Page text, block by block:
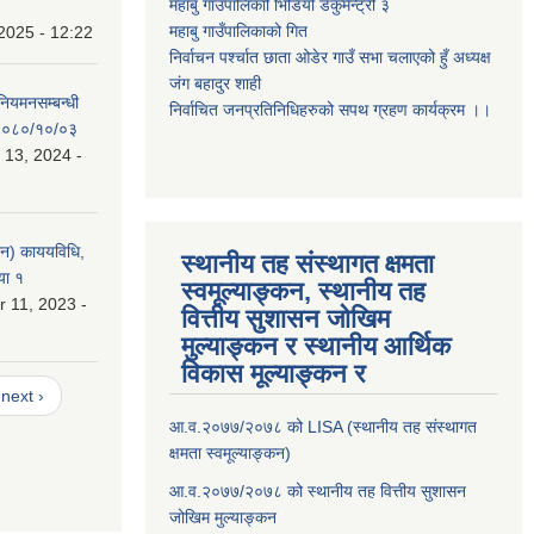
- 12:22
१०/०३
13, 2024 -
काययविधि,
१
11, 2023 -
next ›
महाबु गाउँपालिकाो भिडियो डकुमेन्ट्री ३
महाबु गाउँपालिकाको गित
निर्वाचन पर्श्चात छाता ओडेर गाउँ सभा चलाएको हुँ अध्यक्ष
जंग बहादुर शाही
निर्वाचित जनप्रतिनिधिहरुको सपथ ग्रहण कार्यक्रम ।।
स्थानीय तह संस्थागत क्षमता
स्वमूल्याङ्कन, स्थानीय तह
वित्तीय सुशासन जोखिम
मुल्याङ्कन र स्थानीय आर्थिक
विकास मूल्याङ्कन र
आ.व.२०७७/२०७८ को LISA (स्थानीय तह संस्थागत
क्षमता स्वमूल्याङ्कन)
आ.व.२०७७/२०७८ को स्थानीय तह वित्तीय सुशासन
जोखिम मुल्याङ्कन